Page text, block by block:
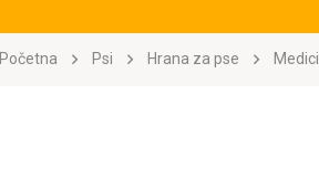
Početna Psi Hrana za pse